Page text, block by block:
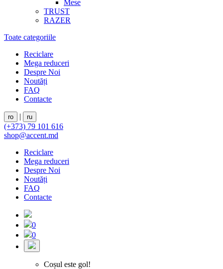
Mese
TRUST
RAZER
Toate categoriile
Reciclare
Mega reduceri
Despre Noi
Noutăți
FAQ
Contacte
ro | ru
(+373) 79 101 616
shop@accent.md
Reciclare
Mega reduceri
Despre Noi
Noutăți
FAQ
Contacte
0
0
Coșul este gol!